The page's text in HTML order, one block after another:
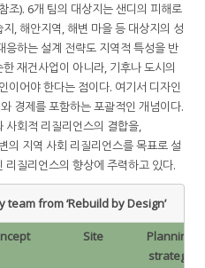
참조). 6개 팀의 대상지는 샌디의 피해로
, 해안지역, 해변 마을 등 대상지의 성
응하는 설계 전략도 지역적 특성을 반
재건사업이 아니라, 기후나 도시의
이어야 한다는 점이다. 여기서 디자인
경제를 포함하는 포괄적인 개념이다.
사회적 리질리언스의 결합을,
의 지역 사회 리질리언스를 목표로 설
리질리언스의 향상에 주력하고 있다.
from ‘Rebuild by Design’
Site
Planning
strategy